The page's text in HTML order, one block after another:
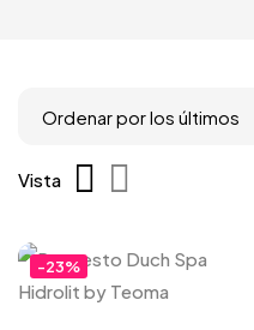
Vista
-23%